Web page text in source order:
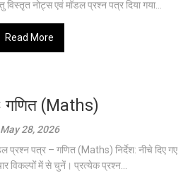
विस्तृत नोट्स एवं मॉडल प्रश्न पत्र दिया गया...
Read More
गणित (Maths)
May 28, 2026
प्रश्न पत्र – गणित (Maths) निर्देश: नीचे दिए गए
विकल्पों में से चुनें। प्रत्येक प्रश्न...